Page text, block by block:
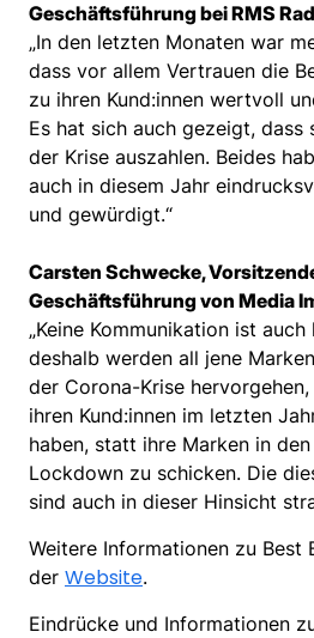
Geschäftsführung bei RMS
„In den letzten Monaten war
dass vor allem Vertrauen die
zu ihren Kund:innen wertvoll
Es hat sich auch gezeigt, dass
der Krise auszahlen. Beides
auch in diesem Jahr
und gewürdigt.“
Carsten Schwecke,
Geschäftsführung von Media
„Keine Kommunikation ist
deshalb werden all jene
der Corona-Krise
ihren Kund:innen im letzten
haben, statt ihre Marken in
Lockdown zu schicken. Die
sind auch in dieser Hinsicht
Weitere Informationen zu Best
der Website.
Eindrücke und Informationen